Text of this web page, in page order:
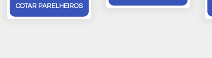
COTAR PARELHEIROS